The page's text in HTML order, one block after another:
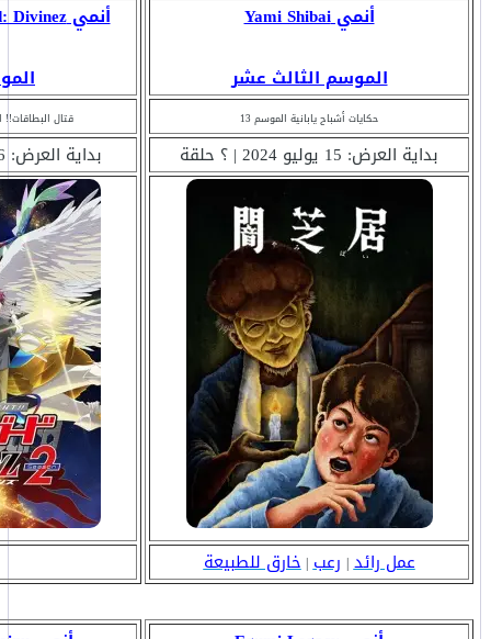
أنمي Yami Shibai
الموسم الثالث عشر
حكايات أشباح يابانية الموسم 13
بداية العرض: 15 يوليو 2024 | ؟ حلقة
عمل رائد | رعب |خارق للطبيعة
أنمي Cardfight!! Vanguard: Divinez
قتال البطاقات!!
بداية العرض: 6 يوليو 2024 | ؟ حلقة